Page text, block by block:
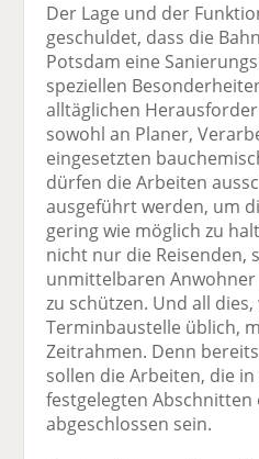
Der Lage und der
geschuldet, dass die
Potsdam eine
speziellen
alltäglichen
sowohl an Planer,
eingesetzten
dürfen die Arbeiten
ausgeführt werden, um
gering wie möglich zu
nicht nur die Reisenden,
unmittelbaren
zu schützen. Und all
Terminbaustelle üblich,
Zeitrahmen. Denn
sollen die Arbeiten, die
festgelegten Abschnitten
abgeschlossen sein.